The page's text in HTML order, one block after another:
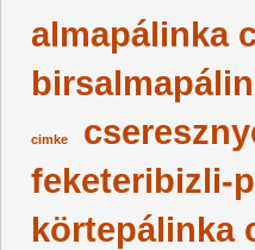
almapálinka
cimke
feketeribizli-
körtepálinka